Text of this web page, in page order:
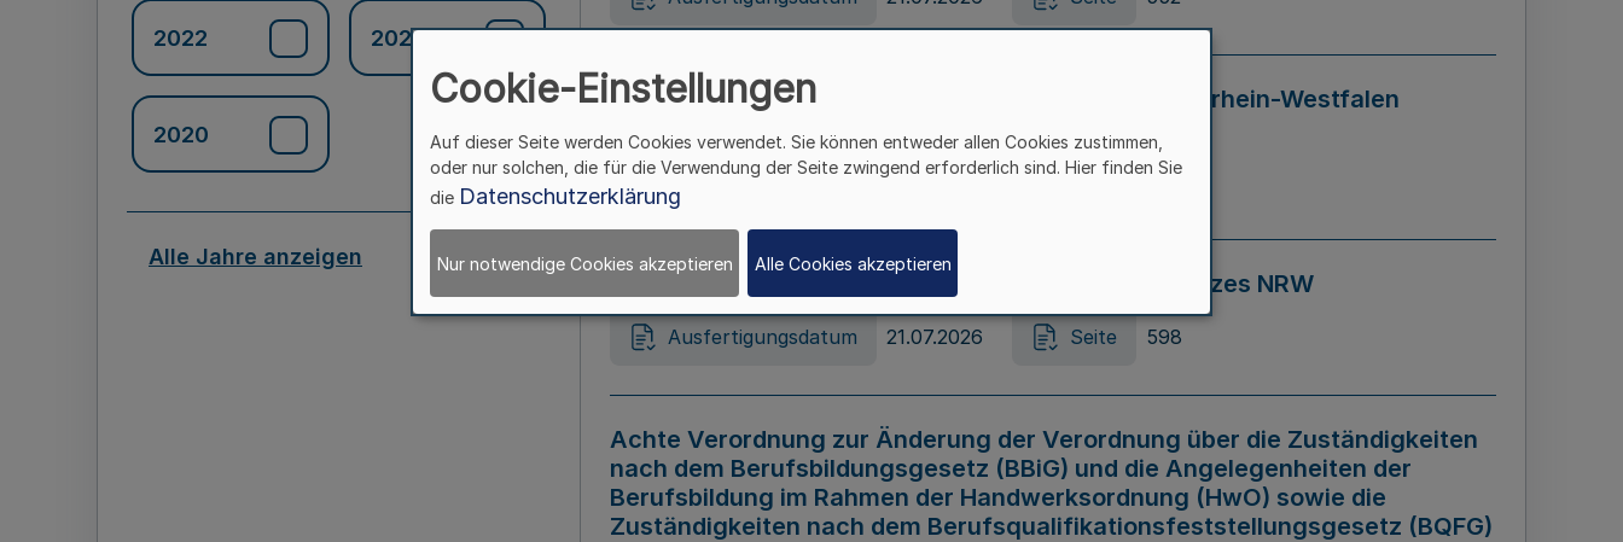
2022 2021
2020
Alle Jahre anzeigen
Gesetz zur Vermeidung von Diskriminierung in Nordrhein-Westfalen
(Landesantidiskriminierungsgesetz – LADG NRW)
Ausfertigungsdatum 21.07.2026 Seite 595
Gesetz zur Änderung des Online-Casinospiel Gesetzes NRW
Ausfertigungsdatum 21.07.2026 Seite 598
Achte Verordnung zur Änderung der Verordnung über die Zuständigkeiten
nach dem Berufsbildungsgesetz (BBiG) und die Angelegenheiten der
Berufsbildung im Rahmen der Handwerksordnung (HwO) sowie die
Zuständigkeiten nach dem Berufsqualifikationsfeststellungsgesetz (BQFG)
Cookie-Einstellungen
Auf dieser Seite werden Cookies verwendet. Sie können entweder allen Cookies zustimmen,
oder nur solchen, die für die Verwendung der Seite zwingend erforderlich sind. Hier finden Sie
die Datenschutzerklärung
Nur notwendige Cookies akzeptieren Alle Cookies akzeptieren